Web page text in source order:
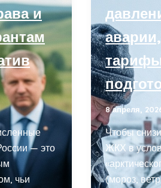
и
— это
чьи
8 апреля,
Чтобы
ЖКХ в
(мороз,